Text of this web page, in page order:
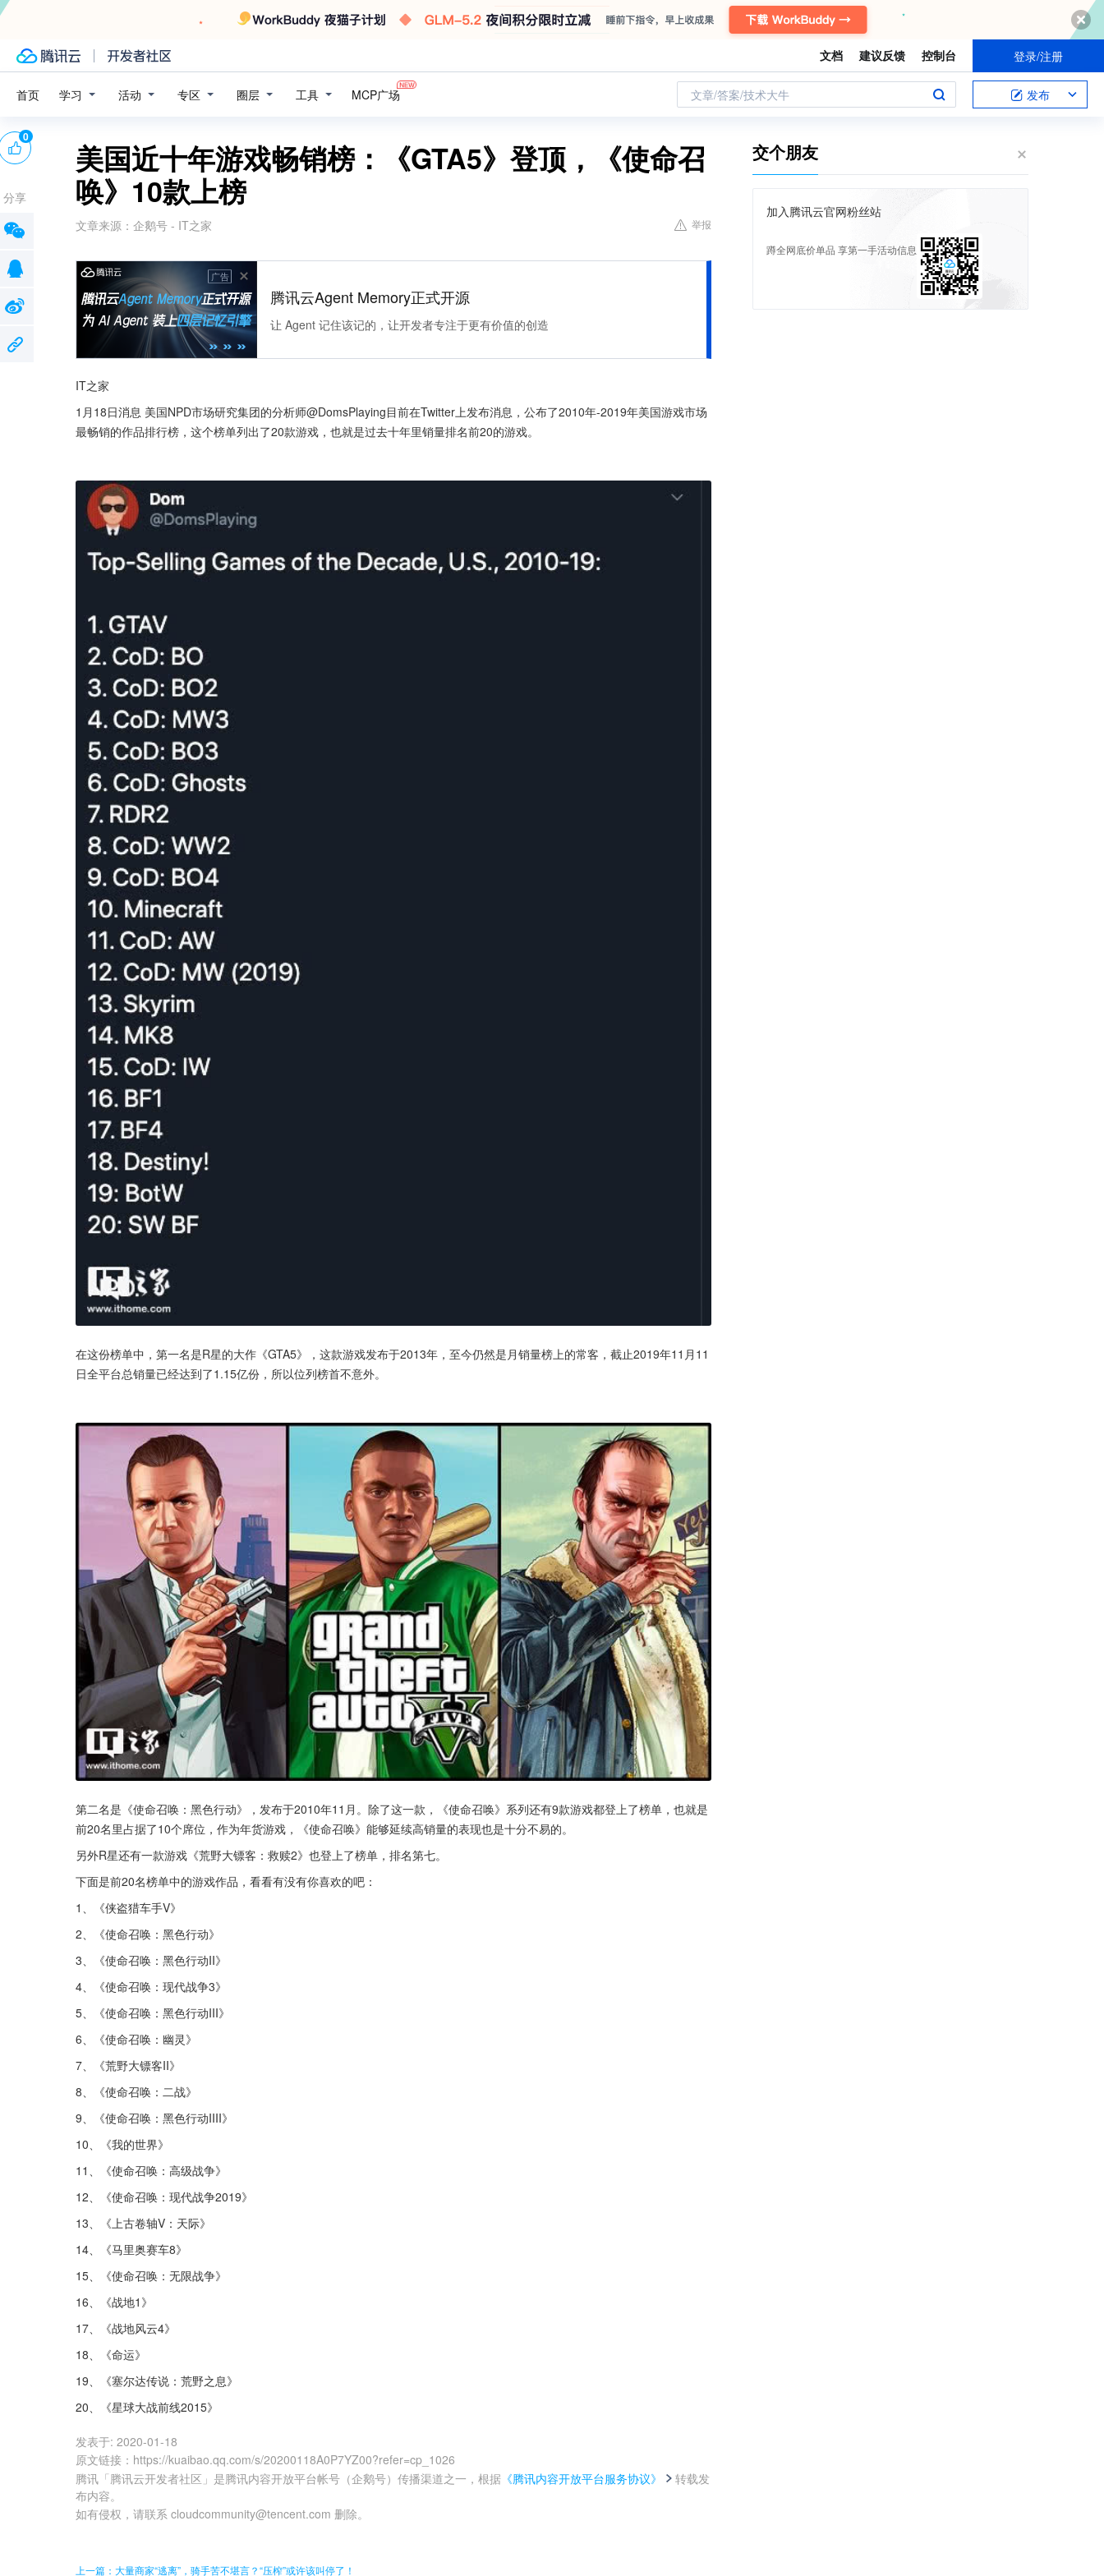
文档 建议反馈 控制台 登录/注册
首页 学习 活动 专区 圈层 工具 MCP广场 文章/答案/技术大牛 发布
美国近十年游戏畅销榜：《GTA5》登顶，《使命召
唤》10款上榜
文章来源： 企鹅号 - IT之家 举报
广告
腾讯云Agent Memory正式开源
让 Agent 记住该记的，让开发者专注于更有价值的创造
IT之家
1月18日消息 美国NPD市场研究集团的分析师@DomsPlaying目前在Twitter上发布消息，公布了2010年-2019年美国游戏市场
最畅销的作品排行榜，这个榜单列出了20款游戏，也就是过去十年里销量排名前20的游戏。
在这份榜单中，第一名是R星的大作《GTA5》，这款游戏发布于2013年，至今仍然是月销量榜上的常客，截止2019年11月11
日全平台总销量已经达到了1.15亿份，所以位列榜首不意外。
第二名是《使命召唤：黑色行动》，发布于2010年11月。除了这一款，《使命召唤》系列还有9款游戏都登上了榜单，也就是
前20名里占据了10个席位，作为年货游戏，《使命召唤》能够延续高销量的表现也是十分不易的。
另外R星还有一款游戏《荒野大镖客：救赎2》也登上了榜单，排名第七。
下面是前20名榜单中的游戏作品，看看有没有你喜欢的吧：
1、《侠盗猎车手V》
2、《使命召唤：黑色行动》
3、《使命召唤：黑色行动II》
4、《使命召唤：现代战争3》
5、《使命召唤：黑色行动III》
6、《使命召唤：幽灵》
7、《荒野大镖客II》
8、《使命召唤：二战》
9、《使命召唤：黑色行动IIII》
10、《我的世界》
11、《使命召唤：高级战争》
12、《使命召唤：现代战争2019》
13、《上古卷轴V：天际》
14、《马里奥赛车8》
15、《使命召唤：无限战争》
16、《战地1》
17、《战地风云4》
18、《命运》
19、《塞尔达传说：荒野之息》
20、《星球大战前线2015》
发表于: 2020-01-18
原文链接 ： https://kuaibao.qq.com/s/20200118A0P7YZ00?refer=cp_1026
腾讯「腾讯云开发者社区」是腾讯内容开放平台帐号（企鹅号）传播渠道之一，根据 《腾讯内容开放平台服务协议》
转载发
布内容。
如有侵权，请联系 cloudcommunity@tencent.com 删除。
0
分享
上一篇：大量商家“逃离”，骑手苦不堪言？“压榨”或许该叫停了！
交个朋友
加入腾讯云官网粉丝站
蹲全网底价单品 享第一手活动信息